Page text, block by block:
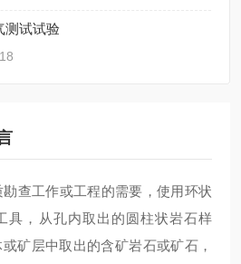
测试试验
勘查工作或工程的需要，使用环状
具，从孔内取出的圆柱状岩石样
矿层中取出的含矿岩石或矿石，